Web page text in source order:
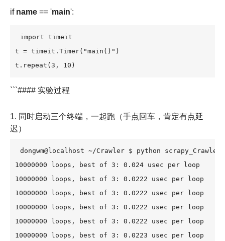
if name == 'main':
import timeit
t = timeit.Timer("main()")
t.repeat(3, 10)
```#### 实验过程
1. 同时启动三个终端，一起跑（手点回车，肯定有点延
迟）
dongwm@localhost ~/Crawler $ python
10000000 loops, best of 3: 0.024 usec per loop
10000000 loops, best of 3: 0.0222 usec per loop
10000000 loops, best of 3: 0.0222 usec per loop
10000000 loops, best of 3: 0.0222 usec per loop
10000000 loops, best of 3: 0.0222 usec per loop
10000000 loops, best of 3: 0.0223 usec per loop